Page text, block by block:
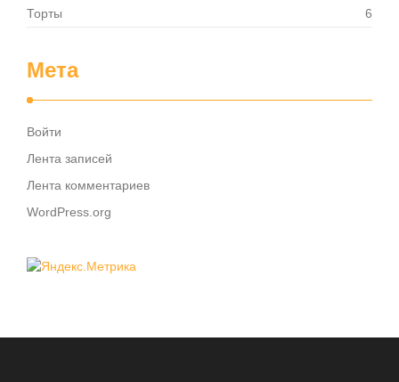
Торты
6
Мета
Войти
Лента записей
Лента комментариев
WordPress.org